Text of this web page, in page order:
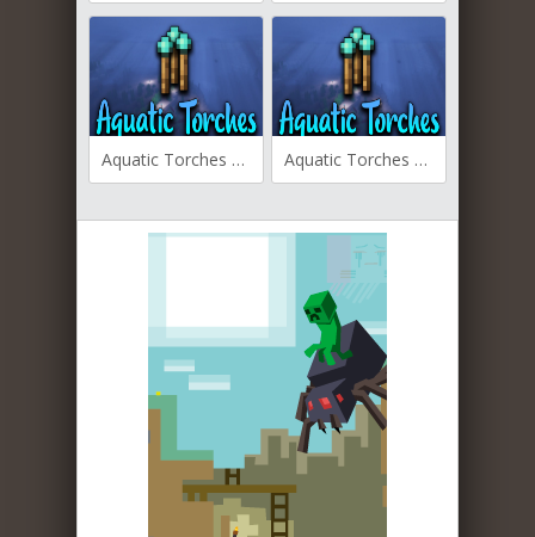
Aquatic Torches для Майнкрафт [1.20.2, 1.20.1, 1.20] Aquatic Torches для Майнкрафт [1.19.4, 1.19.1, 1.18.2]